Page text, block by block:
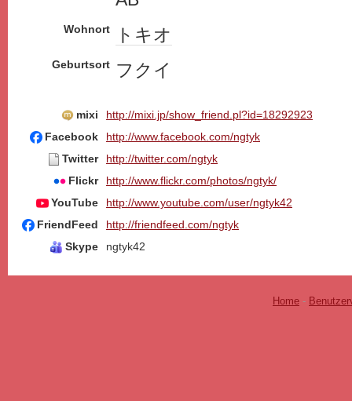
Wohnort トキオ
Geburtsort フクイ
mixi
http://mixi.jp/show_friend.pl?id=18292923
Facebook
http://www.facebook.com/ngtyk
Twitter
http://twitter.com/ngtyk
Flickr
http://www.flickr.com/photos/ngtyk/
YouTube
http://www.youtube.com/user/ngtyk42
FriendFeed
http://friendfeed.com/ngtyk
Skype
ngtyk42
Home -